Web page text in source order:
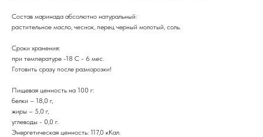
Состав маринада абсолютно натуральный:
растительное масло, чеснок, перец черный молотый, соль.
Сроки хранения:
при температуре -18 С - 6 мес.
Готовить сразу после разморозки!
Пищевая ценность на 100 г:
белки – 18,0 г,
жиры – 5,0 г,
углеводы - 0,0 г.
Энергетическая ценность: 117,0 кКал.